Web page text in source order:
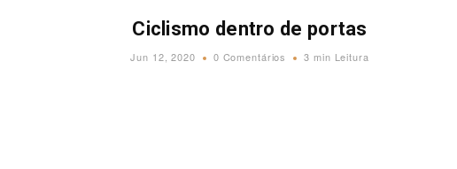
Ciclismo dentro de portas
Jun 12, 2020 0 Comentários 3 min Leitura